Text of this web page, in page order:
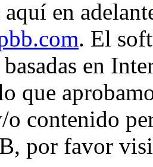
en
. El
en
que
o contenido
por favor